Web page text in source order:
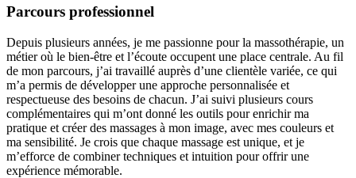
Parcours professionnel
Depuis plusieurs années, je me passionne pour la massothérapie, un
métier où le bien-être et l’écoute occupent une place centrale. Au fil
de mon parcours, j’ai travaillé auprès d’une clientèle variée, ce qui
m’a permis de développer une approche personnalisée et
respectueuse des besoins de chacun. J’ai suivi plusieurs cours
complémentaires qui m’ont donné les outils pour enrichir ma
pratique et créer des massages à mon image, avec mes couleurs et
ma sensibilité. Je crois que chaque massage est unique, et je
m’efforce de combiner techniques et intuition pour offrir une
expérience mémorable.